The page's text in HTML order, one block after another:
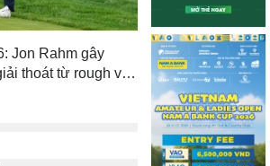
Jon Rahm gây
thoát từ rough vào
Luật golf 10 tháng